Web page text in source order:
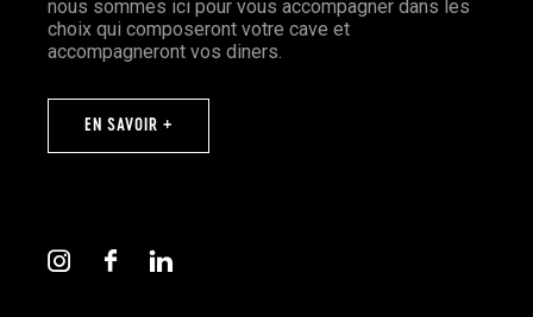
nous sommes ici pour vous accompagner dans les
choix qui composeront votre cave et
accompagneront vos diners.
EN SAVOIR +